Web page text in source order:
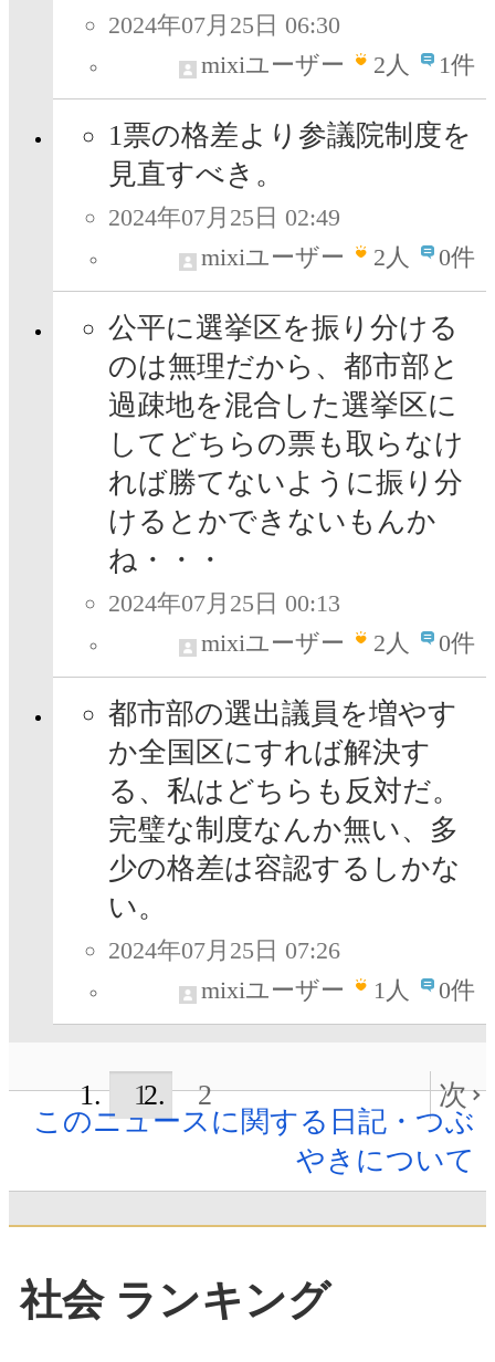
2024年07月25日 06:30
mixiユーザー
2人 1件
1票の格差より参議院制度を
見直すべき。
2024年07月25日 02:49
mixiユーザー
2人 0件
公平に選挙区を振り分ける
のは無理だから、都市部と
過疎地を混合した選挙区に
してどちらの票も取らなけ
れば勝てないように振り分
けるとかできないもんか
ね・・・
2024年07月25日 00:13
mixiユーザー
2人 0件
都市部の選出議員を増やす
か全国区にすれば解決す
る、私はどちらも反対だ。
完璧な制度なんか無い、多
少の格差は容認するしかな
い。
2024年07月25日 07:26
mixiユーザー
1人 0件
1 2
次
このニュースに関する日記・つぶ
やきについて
社会 ランキング